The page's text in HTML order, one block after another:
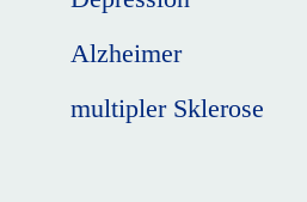
Alzheimer
multipler Sklerose